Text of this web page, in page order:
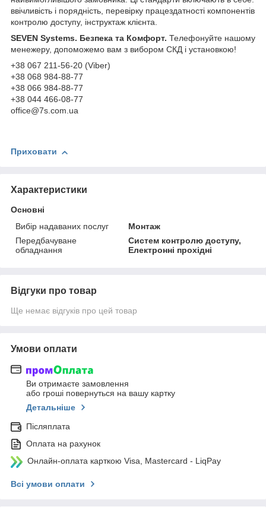
ввічливість і порядність, перевірку працездатності компонентів
контролю доступу, інструктаж клієнта.
SEVEN Systems. Безпека та Комфорт. Телефонуйте нашому
менежеру, допоможемо вам з вибором СКД і установкою!
+38 067 211-56-20 (Viber)
+38 068 984-88-77
+38 066 984-88-77
+38 044 466-08-77
office@7s.com.ua
Приховати
Характеристики
Основні
Вибір надаваних послуг
Монтаж
Передбачуване
обладнання
Систем контролю доступу,
Електронні прохідні
Відгуки про товар
Ще немає відгуків про цей товар
Умови оплати
Ви отримаєте замовлення
або гроші повернуться на вашу картку
Детальніше
Післяплата
Оплата на рахунок
Онлайн-оплата карткою Visa, Mastercard - LiqPay
Всі умови оплати